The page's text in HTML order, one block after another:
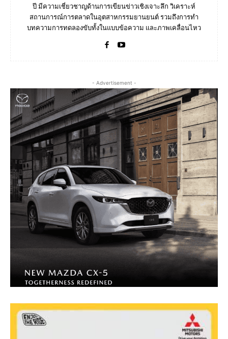
ปี มีความเชี่ยวชาญด้านการเขียนข่าวเชิงเจาะลึก วิเคราะห์
สถานการณ์การตลาดในอุตสาหกรรมยานยนต์ รวมถึงการทำ
บทความการทดลองขับทั้งในแบบข้อความ และภาพเคลื่อนไหว
- Advertisement -